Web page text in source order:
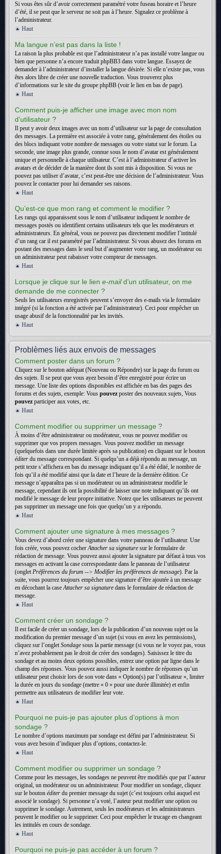
Si vous êtes sûr d’avoir correctement paramétré votre fuseau horaire et l’heure
d’été, il se peut que le serveur ne soit pas à l’heure. Signalez ce problème à
l’administrateur.
Haut
Ma langue n’est pas dans la liste !
La raison la plus probable est que l’administrateur n’a pas installé votre langue ou
bien que personne n’a encore traduit phpBB3 dans votre langue. Essayez de
demander à l’administrateur d’installer la langue désirée. Si elle n’existe pas, vous
êtes alors libre de créer une nouvelle traduction. Vous trouverez plus
d’informations sur le site du groupe phpBB (voir le lien en bas de page).
Haut
Comment puis-je afficher une image avec mon nom
d’utilisateur ?
Il peut y avoir deux images avec un nom d’utilisateur sur la page de consultation
des messages. La première est associée à votre rang, généralement des étoiles ou
des blocs indiquant votre nombre de messages ou votre statut sur le forum. La
seconde, une image plus grande, connue sous le nom d’avatar est généralement
unique et personnelle à chaque utilisateur. C’est à l’administrateur d’activer les
avatars et de décider de la manière dont ils sont mis à disposition. Si vous ne
pouvez pas utiliser d’avatar, c’est peut-être une décision de l’administrateur. Vous
pouvez le contacter pour lui demander ses raisons.
Haut
Qu’est-ce que mon rang et comment le modifier ?
Les rangs qui apparaissent sous le nom d’utilisateur indiquent le nombre de
messages postés ou identifient certains utilisateurs tels que les modérateurs et
administrateurs. En général, vous ne pouvez pas directement modifier l’intitulé
d’un rang car il est paramétré par l’administrateur. Si vous abusez des forums en
postant des messages dans le seul but d’augmenter votre rang, un modérateur ou
un administrateur peut rabaisser votre compteur de messages.
Haut
Lorsque je clique sur le lien e-maild’un utilisateur, on me
demande de me connecter ?
Seuls les utilisateurs enregistrés peuvent s’envoyer des e-mails via le formulaire
intégré (si la fonction a été activée par l’administrateur). Ceci pour empêcher un
usage abusif de la fonctionnalité par les invités.
Haut
Problèmes liés aux envois de messages
Comment poster dans un forum ?
Cliquez sur le bouton adéquat (Nouveau ou Répondre) sur la page du forum ou
des sujets. Il se peut que vous ayez besoin d’être enregistré pour écrire un
message. Une liste des options disponibles est affichée en bas des pages des
forums et des sujets, exemple: Vous pouvez poster des nouveaux sujets, Vous
pouvez participer aux votes, etc.
Haut
Comment modifier ou supprimer un message ?
À moins d’être administrateur ou modérateur, vous ne pouvez modifier ou
supprimer que vos propres messages. Vous pouvez modifier un message
(quelquefois dans une durée limitée après sa publication) en cliquant sur le bouton
éditer du message correspondant. Si quelqu’un a déjà répondu au message, un
petit texte s’affichera en bas du message indiquant qu’il a été édité, le nombre de
fois qu’il a été modifié ainsi que la date et l’heure de la dernière édition. Ce
message n’apparaîtra pas si un modérateur ou un administrateur modifie le
message, cependant ils ont la possibilité de laisser une note indiquant qu’ils ont
modifié le message de leur propre initiative. Notez que les utilisateurs ne peuvent
pas supprimer un message une fois que quelqu’un y a répondu.
Haut
Comment ajouter une signature à mes messages ?
Vous devez d’abord créer une signature dans votre panneau de l’utilisateur. Une
fois créée, vous pouvez cocherAttacher sa signature sur le formulaire de
rédaction de message. Vous pouvez aussi ajouter la signature par défaut à tous vos
messages en activant la case correspondante dans le panneau de l’utilisateur
(ongletPréférences du forum --> Modifier les préférences de message). Par la
suite, vous pourrez toujours empêcher une signature d’être ajoutée à un message
en décochant la caseAttacher sa signature dans le formulaire de rédaction de
message.
Haut
Comment créer un sondage ?
Il est facile de créer un sondage, lors de la publication d’un nouveau sujet ou la
modification du premier message d’un sujet (si vous en avez les permissions),
cliquez sur l’ongletSondage sous la partie message (si vous ne le voyez pas, vous
n’avez probablement pas le droit de créer des sondages). Saisissez le titre du
sondage et au moins deux options possibles, entrez une option par ligne dans le
champ des réponses. Vous pouvez aussi indiquer le nombre de réponses qu’un
utilisateur peut choisir lors de son vote dans « Option(s) par l’utilisateur », limiter
la durée en jours du sondage (mettre « 0 » pour une durée illimitée) et enfin
permettre aux utilisateurs de modifier leur vote.
Haut
Pourquoi ne puis-je pas ajouter plus d’options à mon
sondage ?
Le nombre d’options maximum par sondage est défini par l’administrateur. Si
vous avez besoin d’indiquer plus d’options, contactez-le.
Haut
Comment modifier ou supprimer un sondage ?
Comme pour les messages, les sondages ne peuvent être modifiés que par l’auteur
original, un modérateur ou un administrateur. Pour modifier un sondage, cliquez
sur le bouton éditer du premier message du sujet (c’est toujours celui auquel est
associé le sondage). Si personne n’a voté, l’auteur peut modifier une option ou
supprimer le sondage. Autrement, seuls les modérateurs et les administrateurs
peuvent le modifier ou le supprimer. Ceci pour empêcher le trucage en changeant
les intitulés en cours de sondage.
Haut
Pourquoi ne puis-je pas accéder à un forum ?